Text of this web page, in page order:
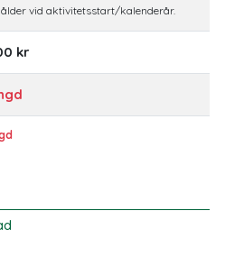
vid aktivitetsstart/kalenderår.
kr